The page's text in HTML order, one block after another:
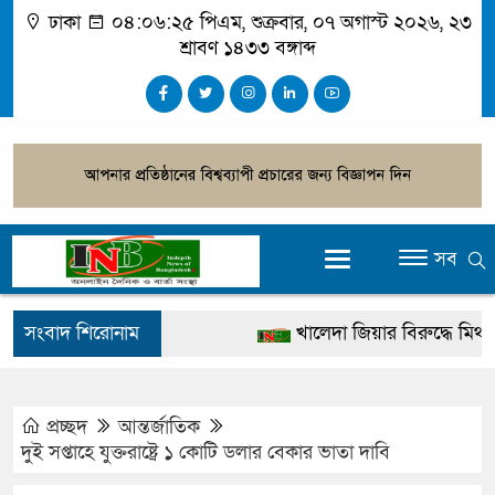
ঢাকা ০৪:০৬:২৬ পিএম, শুক্রবার, ০৭ অগাস্ট ২০২৬, ২৩
শ্রাবণ ১৪৩৩ বঙ্গাব্দ
সব
সংবাদ শিরোনাম
খালেদা জিয়ার বিরুদ্ধে মিথ্যা
প্রচ্ছদ
আন্তর্জাতিক
দুই সপ্তাহে যুক্তরাষ্ট্রে ১ কোটি ডলার বেকার ভাতা দাবি